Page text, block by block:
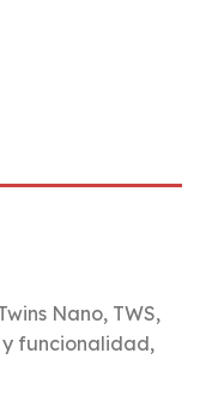
Nano, TWS,
y funcionalidad,